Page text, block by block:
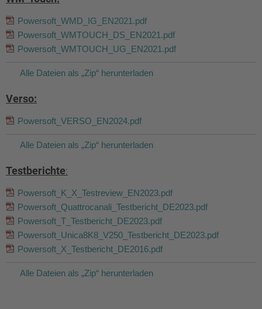
Powersoft_WMD_IG_EN2021.pdf
Powersoft_WMTOUCH_DS_EN2021.pdf
Powersoft_WMTOUCH_UG_EN2021.pdf
Alle Dateien als „Zip“ herunterladen
Verso:
Powersoft_VERSO_EN2024.pdf
Alle Dateien als „Zip“ herunterladen
Testberichte:
Powersoft_K_X_Testreview_EN2023.pdf
Powersoft_Quattrocanali_Testbericht_DE2023.pdf
Powersoft_T_Testbericht_DE2023.pdf
Powersoft_Unica8K8_V250_Testbericht_DE2023.pdf
Powersoft_X_Testbericht_DE2016.pdf
Alle Dateien als „Zip“ herunterladen